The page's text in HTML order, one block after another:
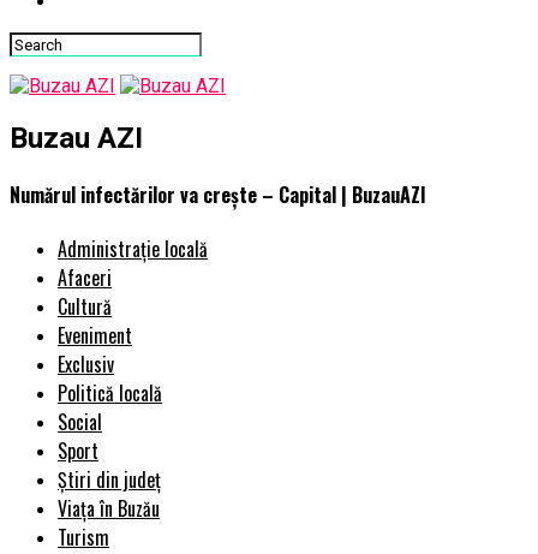
Buzau AZI
Numărul infectărilor va crește – Capital | BuzauAZI
Administrație locală
Afaceri
Cultură
Eveniment
Exclusiv
Politică locală
Social
Sport
Știri din județ
Viața în Buzău
Turism